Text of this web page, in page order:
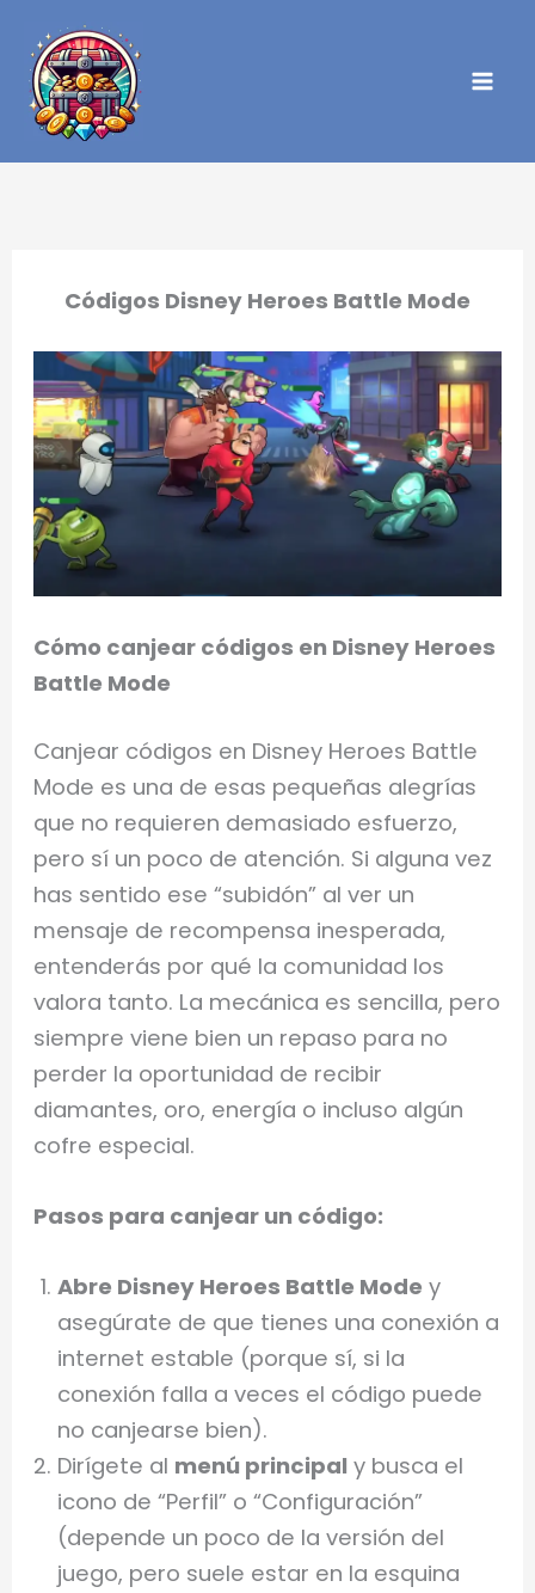
contenido
Códigos Disney Heroes Battle Mode
Cómo canjear códigos en Disney Heroes
Battle Mode
Canjear códigos en Disney Heroes Battle
Mode es una de esas pequeñas alegrías
que no requieren demasiado esfuerzo,
pero sí un poco de atención. Si alguna vez
has sentido ese “subidón” al ver un
mensaje de recompensa inesperada,
entenderás por qué la comunidad los
valora tanto. La mecánica es sencilla, pero
siempre viene bien un repaso para no
perder la oportunidad de recibir
diamantes, oro, energía o incluso algún
cofre especial.
Pasos para canjear un código:
Abre Disney Heroes Battle Mode y
asegúrate de que tienes una conexión a
internet estable (porque sí, si la
conexión falla a veces el código puede
no canjearse bien).
Dirígete al menú principal y busca el
icono de “Perfil” o “Configuración”
(depende un poco de la versión del
juego, pero suele estar en la esquina